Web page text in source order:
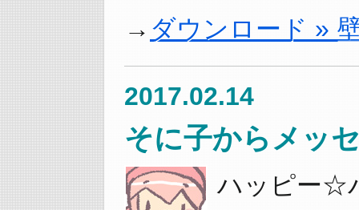
ダウンロード »
2017.02.14
そに子からメッ
ハッピー☆